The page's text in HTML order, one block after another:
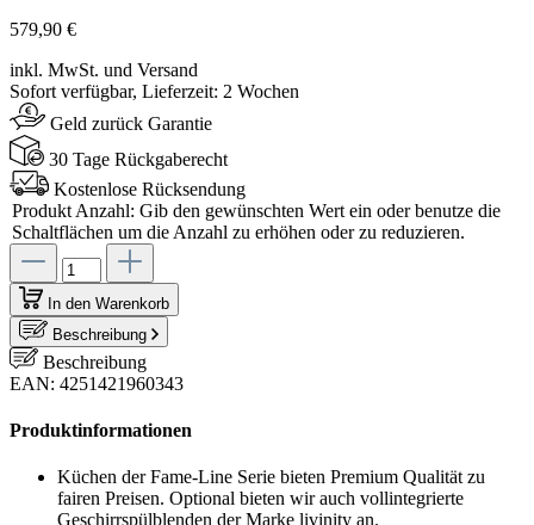
579,90 €
inkl. MwSt. und Versand
Sofort verfügbar, Lieferzeit: 2 Wochen
Geld zurück Garantie
30 Tage Rückgaberecht
Kostenlose Rücksendung
Produkt Anzahl: Gib den gewünschten Wert ein oder benutze die
Schaltflächen um die Anzahl zu erhöhen oder zu reduzieren.
In den Warenkorb
Beschreibung
Beschreibung
EAN: 4251421960343
Produktinformationen
Küchen der Fame-Line Serie bieten Premium Qualität zu
fairen Preisen. Optional bieten wir auch vollintegrierte
Geschirrspülblenden der Marke livinity an.